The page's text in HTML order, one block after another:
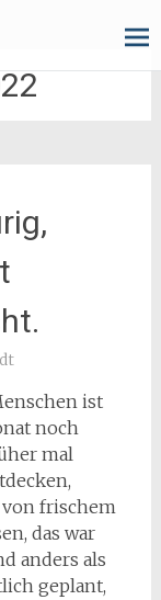
ist
noch
mal
frischem
das war
anders als
geplant,